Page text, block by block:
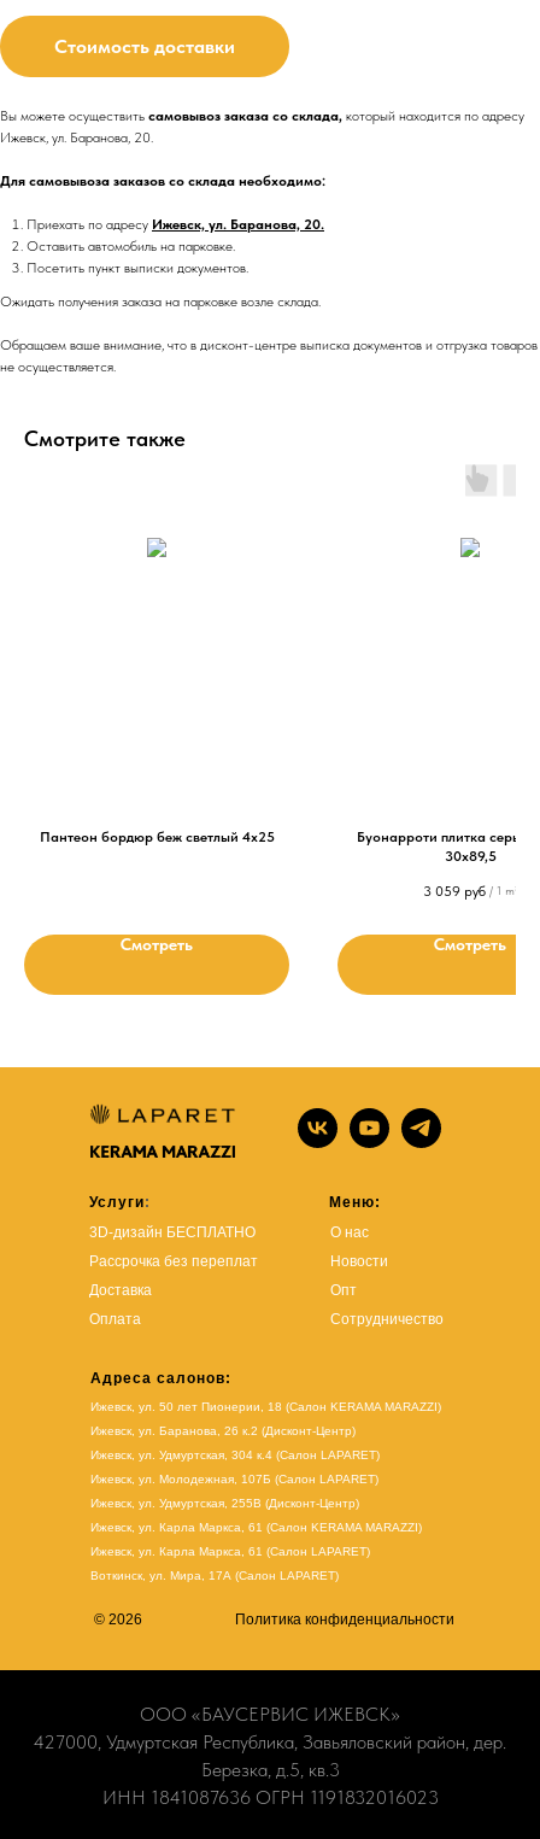
Стоимость доставки
Вы можете осуществить самовывоз заказа со склада, который находится по адресу
Ижевск, ул. Баранова, 20.
Для самовывоза заказов со склада необходимо:
Приехать по адресу Ижевск, ул. Баранова, 20.
Оставить автомобиль на парковке.
Посетить пункт выписки документов.
Ожидать получения заказа на парковке возле склада.
Обращаем ваше внимание, что в дисконт-центре выписка документов и отгрузка товаров
не осуществляется.
Смотрите также
Пантеон бордюр беж светлый 4х25
Смотреть
Буонарроти плитка серый
30х89,5
3 059 руб / 1 m²
Смотреть
Услуги:
3D-дизайн БЕСПЛАТНО
Рассрочка без переплат
Доставка
Оплата
Меню:
О нас
Новости
Опт
Сотрудничество
Адреса салонов:
Ижевск, ул. 50 лет Пионерии, 18 (Салон KERAMA MARAZZI)
Ижевск, ул. Баранова, 26 к.2 (Дисконт-Центр)
Ижевск, ул. Удмуртская, 304 к.4 (Салон LAPARET)
Ижевск, ул. Молодежная, 107Б (Салон LAPARET)
Ижевск, ул. Удмуртская, 255В (Дисконт-Центр)
Ижевск, ул. Карла Маркса, 61 (Салон KERAMA MARAZZI)
Ижевск, ул. Карла Маркса, 61 (Салон LAPARET)
Воткинск, ул. Мира, 17А (Салон LAPARET)
© 2026 Политика конфиденциальности
ООО «БАУСЕРВИС ИЖЕВСК»
427000, Удмуртская Республика, Завьяловский район, дер.
Березка, д.5, кв.3
ИНН 1841087636 ОГРН 1191832016023